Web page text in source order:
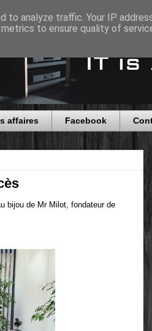
affaires Facebook
bijou de Mr Milot, fondateur de
analyze traffic. Your IP
to ensure quality of